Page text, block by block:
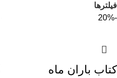
فیلترها
-20%
کتاب باران ماه